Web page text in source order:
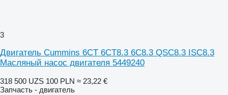
3
Двигатель Cummins 6CT 6CT8.3 6C8.3 QSC8.3 ISC8.3
Масляный насос двигателя 5449240
318 500 UZS 100 PLN ≈ 23,22 €
Запчасть - двигатель